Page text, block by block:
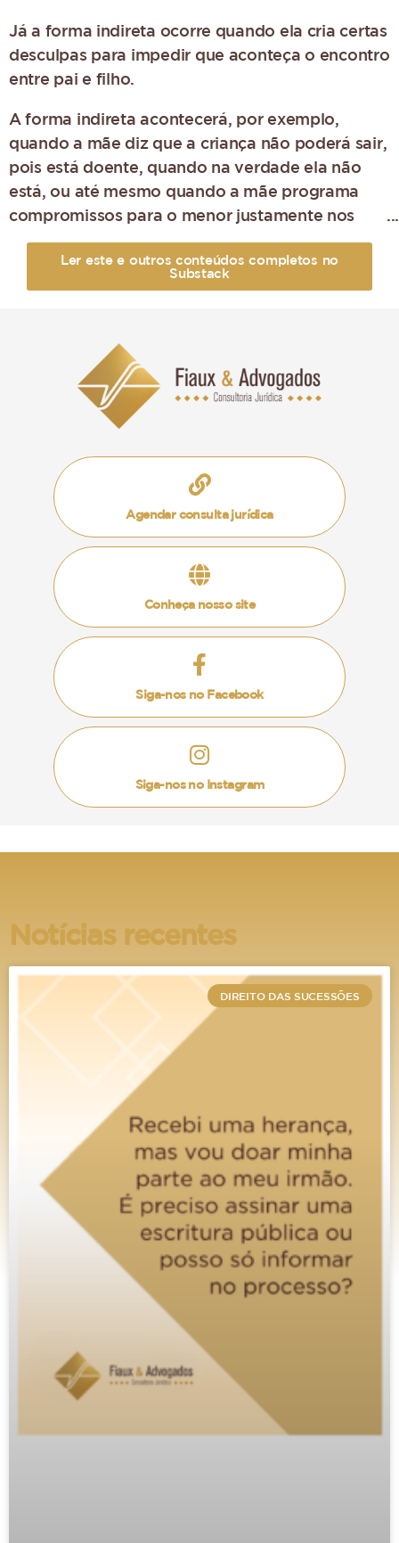
Já a forma indireta ocorre quando ela cria certas
desculpas para impedir que aconteça o encontro
entre pai e filho.
A forma indireta acontecerá, por exemplo,
quando a mãe diz que a criança não poderá sair,
pois está doente, quando na verdade ela não
está, ou até mesmo quando a mãe programa
compromissos para o menor justamente nos
dias de visita do genitor.
Mas o que fazer caso a mãe do
Caso as datas da visita entre pai e filho tenham
sido acordadas em processo judicial, seja em
ação de guarda, seja em processo de divórcio, é
possível que o genitor inicie um processo judicial
exigindo o cumprimento da sentença que
determinou as visitas.
Neste caso, o juiz poderá determinar uma multa
diária em razão do descumprimento da
determinação judicial ou até mesmo ordenar
uma busca e apreensão da criança, feita através
de um oficial de justiça.
Por óbvio esta é uma medida muito extrema e
que deve ser evitada, afinal, os traumas que
poderão ser causados no menor são
imensuráveis, além de piorar a situação entre os
pais da criança.
E quando não houver uma ação
regulamentado as visitas?
Neste caso, o pai da criança poderá iniciar um
processo judicial requisitando que o juiz
estabeleça um regime de visitas, sempre
visando atender o melhor interesse da criança.
A partir dai, em caso de descumprimento pela
mãe, poderão ser impostas as medidas para
efetivação das visitas, conforme falamos no
item anterior.
Pode a guarda do meu filho ser
alterada em caso de
descumprimento das visitas?
Sim, isto é plenamente possível. Caso seja
demonstrado que a ação da mãe em impedir a
visita do pai aos filhos está prejudicando a
relação entre eles, é possível que o pai requisite
a alteração da guarda da criança.
Ler este e outros conteúdos completos no
Substack
Agendar consulta jurídica
Conheça nosso site
Siga-nos no Facebook
Siga-nos no Instagram
Notícias recentes
DIREITO DAS SUCESSÕES